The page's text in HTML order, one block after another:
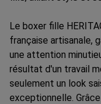
Le boxer fille
française artisanale,
une attention
résultat d'un travail
seulement un look
exceptionnelle.